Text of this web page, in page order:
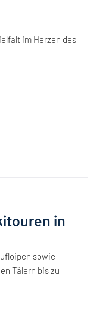
im Herzen des
in
sowie
Tälern bis zu